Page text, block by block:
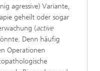
agressive) Variante,
geheilt oder sogar
(active
Denn häufig
Operationen